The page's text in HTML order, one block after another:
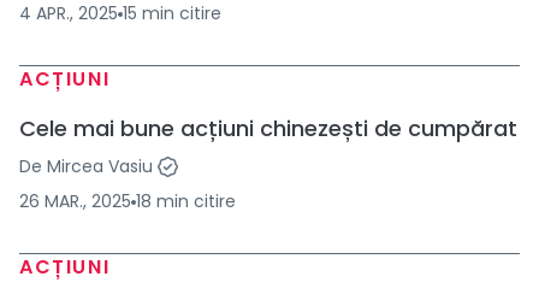
4 APR., 2025 15 min citire
ACȚIUNI
Cele mai bune acțiuni chinezești de cumpărat
De Mircea Vasiu
26 MAR., 2025 18 min citire
ACȚIUNI